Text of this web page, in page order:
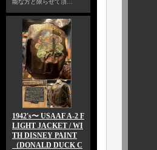
能な方と限らせて頂…
1942's〜 USAAF A-2 F
LIGHT JACKET / WI
TH DISNEY PAINT
（DONALD DUCK C